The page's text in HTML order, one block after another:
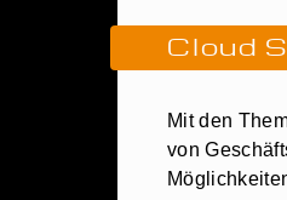
Cloud
Mit den
von